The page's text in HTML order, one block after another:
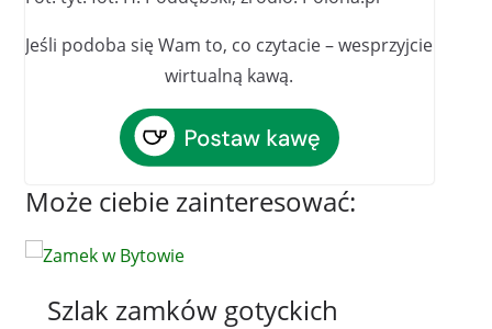
Jeśli podoba się Wam to, co czytacie – wesprzyjcie
wirtualną kawą.
Może ciebie zainteresować:
Szlak zamków gotyckich